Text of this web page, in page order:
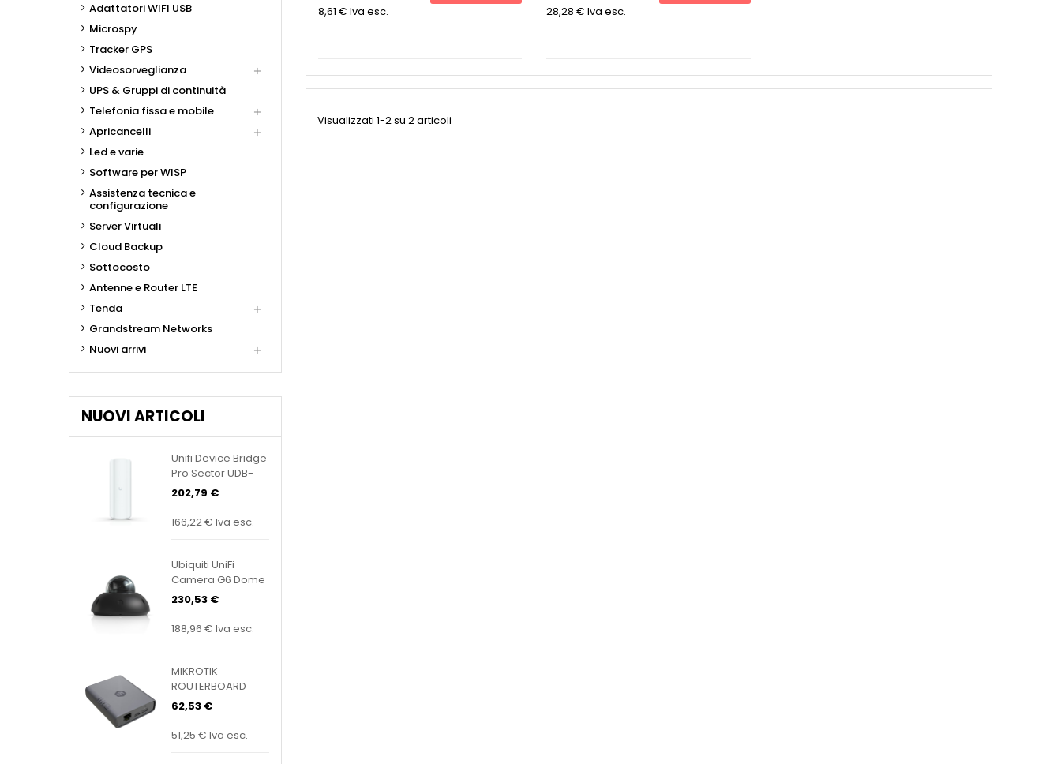
Adattatori WIFI USB
Microspy
Tracker GPS
Videosorveglianza

UPS & Gruppi di continuità
Telefonia fissa e mobile

Apricancelli 
Led e varie
Software per WISP
Assistenza tecnica e
configurazione
Server Virtuali
Cloud Backup
Sottocosto
Antenne e Router LTE
Tenda

Grandstream Networks
Nuovi arrivi

NUOVI ARTICOLI
Unifi Device Bridge
Pro Sector UDB-
Pro-Sector
202,79 €
166,22 € Iva esc.
Ubiquiti UniFi
Camera G6 Dome
Black UVC-G6-
230,53 €
188,96 € Iva esc.
MIKROTIK
ROUTERBOARD
KNOT Embedded
62,53 €
51,25 € Iva esc.
8,61 € Iva esc.
28,28 € Iva esc.
Visualizzati 1-2 su 2 articoli